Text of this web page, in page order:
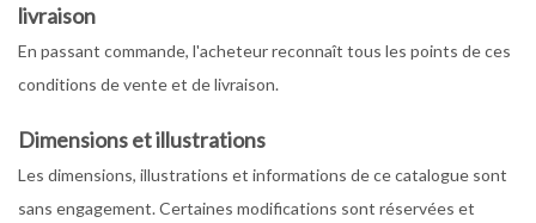
livraison
En passant commande, l'acheteur reconnaît tous les points de ces
conditions de vente et de livraison.
Dimensions et illustrations
Les dimensions, illustrations et informations de ce catalogue sont
sans engagement. Certaines modifications sont réservées et